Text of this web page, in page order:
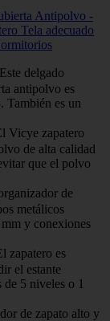
Antipolvo -
Tela adecuado
delgado
antipolvo es
También es un
Vicye zapatero
de alta calidad
que el polvo
de
metálicos
y conexiones
zapatero es
el estante
de 5 niveles o 1
de zapato alto y